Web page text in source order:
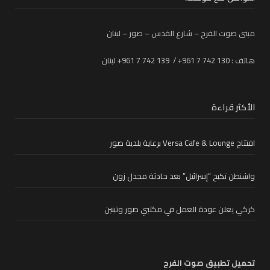
مبنى صوت الفرح – شارع القدس – صور – لبنان
هاتف : 130 742 7 961+ / 139 742 7 961+ لبنان
الأكثر قراءة
افتتاح Versa Cafe & Lounge برعاية بلدية صور
واشنطن تكبح “إسرائيل” بعد حادثة مجدل زون
كركي يعلن عودة العمل في مكتبي صور وتبنين
تحميل تطبيق صوت الفرح